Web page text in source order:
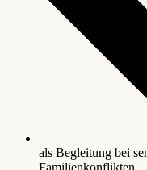
als Begleitung bei
Familienkonflikten